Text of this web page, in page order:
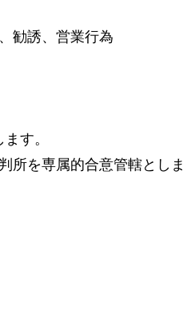
勧誘、営業行為
す。
所を専属的合意管轄としま